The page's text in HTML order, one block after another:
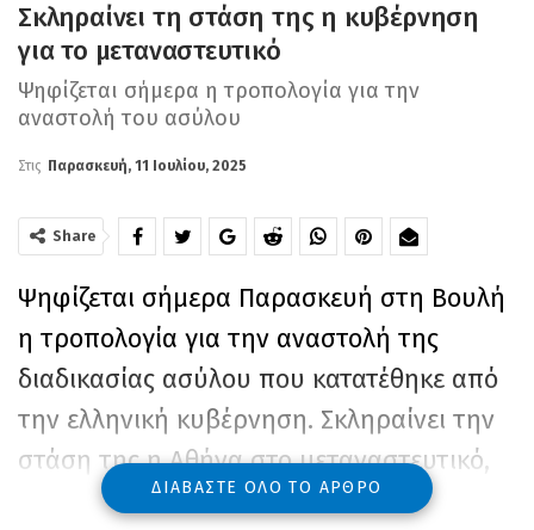
Σκληραίνει τη στάση της η κυβέρνηση
για το μεταναστευτικό
Ψηφίζεται σήμερα η τροπολογία για την
αναστολή του ασύλου
Στις Παρασκευή, 11 Ιουλίου, 2025
Share
Ψηφίζεται σήμερα Παρασκευή στη Βουλή
η τροπολογία για την αναστολή της
διαδικασίας ασύλου που κατατέθηκε από
την ελληνική κυβέρνηση. Σκληραίνει την
στάση της η Αθήνα στο μεταναστευτικό,
με τα μέτρα που περιλαμβάνει το
ΔΙΑΒΆΣΤΕ ΌΛΟ ΤΟ ΆΡΘΡΟ